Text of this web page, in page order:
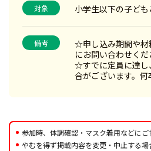
対象 小学生以下の子ど
備考
☆申し込み期間や材
にお問い合わせくだ
☆すでに定員に達し
合がございます。何
参加時、体調確認・マスク着用などに
やむを得ず掲載内容を変更・中止する